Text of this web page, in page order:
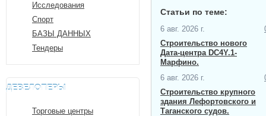
Исследования
Спорт
БАЗЫ ДАННЫХ
Тендеры
ДЕВЕЛОПЕРЫ
Торговые центры
Статьи по теме:
6 авг. 2026 г.
Строительство нового
Дата-центра​ DC4Y.1-
Марфино.
6 авг. 2026 г.
Строительство крупного
здания Лефортовского и
Таганского судов.